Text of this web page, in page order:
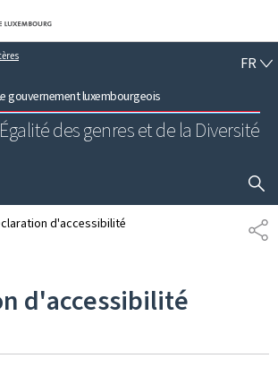
Aller au menu principal
Aller au contenu
gouvernement luxembourgeois
des genreset de la Diversité
FR
d'accessibilité
d'accessibilité